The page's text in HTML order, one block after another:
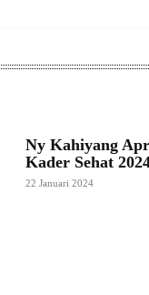
Ny Kahiyang
Kader Sehat
22 Januari 2024